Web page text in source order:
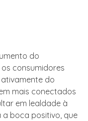
do
consumidores
do
mais conectados
em lealdade à
boca positivo, que